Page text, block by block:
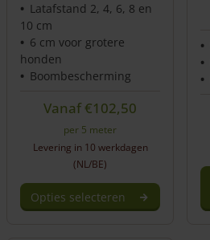
Latafstand 2, 4, 6, 8 en
10 cm
6 cm voor grotere
honden
Boombescherming
Vanaf€102,50
per 5 meter
Levering in 10 werkdagen
(NL/BE)
Opties selecteren